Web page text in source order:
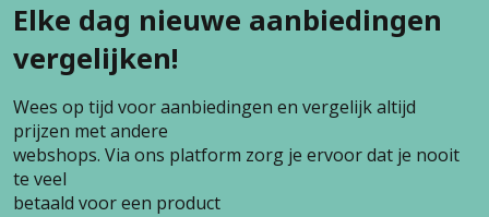
Elke dag nieuwe aanbiedingen
vergelijken!
Wees op tijd voor aanbiedingen en vergelijk altijd
prijzen met andere
webshops. Via ons platform zorg je ervoor dat je nooit
te veel
betaald voor een product